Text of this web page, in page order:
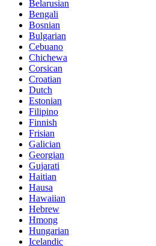
Belarusian
Bengali
Bosnian
Bulgarian
Cebuano
Chichewa
Corsican
Croatian
Dutch
Estonian
Filipino
Finnish
Frisian
Galician
Georgian
Gujarati
Haitian
Hausa
Hawaiian
Hebrew
Hmong
Hungarian
Icelandic